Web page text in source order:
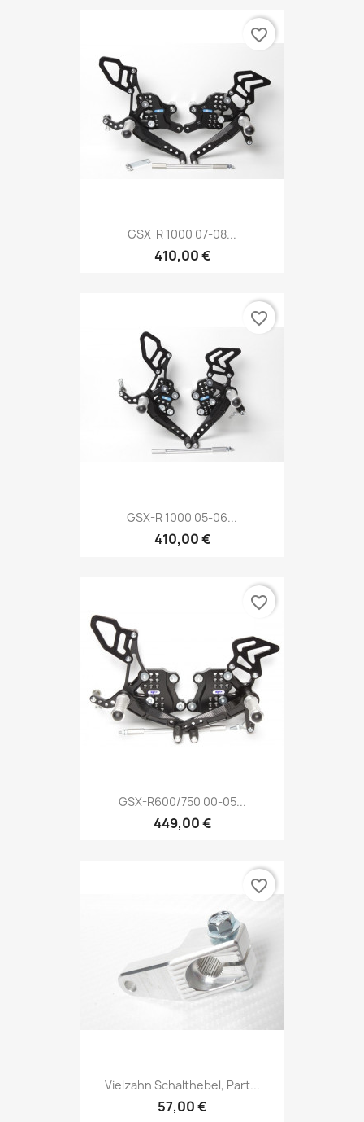
GSX-R 1000 07-08...
410,00 €
favorite_border
GSX-R 1000 05-06...
410,00 €
favorite_border
GSX-R600/750 00-05...
449,00 €
favorite_border
Vielzahn Schalthebel, Part...
57,00 €
favorite_border